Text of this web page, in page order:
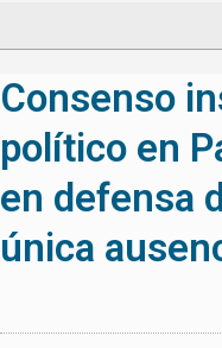
Consenso
político en
en defensa
única